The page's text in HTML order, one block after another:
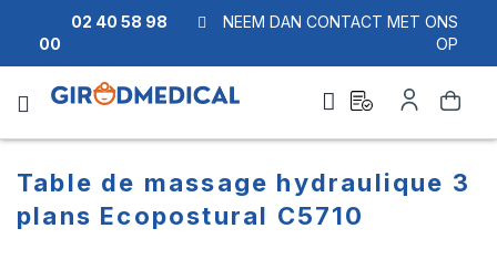
02 40 58 98
00
NEEM DAN CONTACT MET ONS
OP
Zoek
quote
Table de massage hydraulique 3
plans Ecopostural C5710